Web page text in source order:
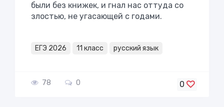
были без книжек, и гнал нас оттуда со
злостью, не угасающей с годами.
ЕГЭ 2026 11 класс русский язык
78 0 0